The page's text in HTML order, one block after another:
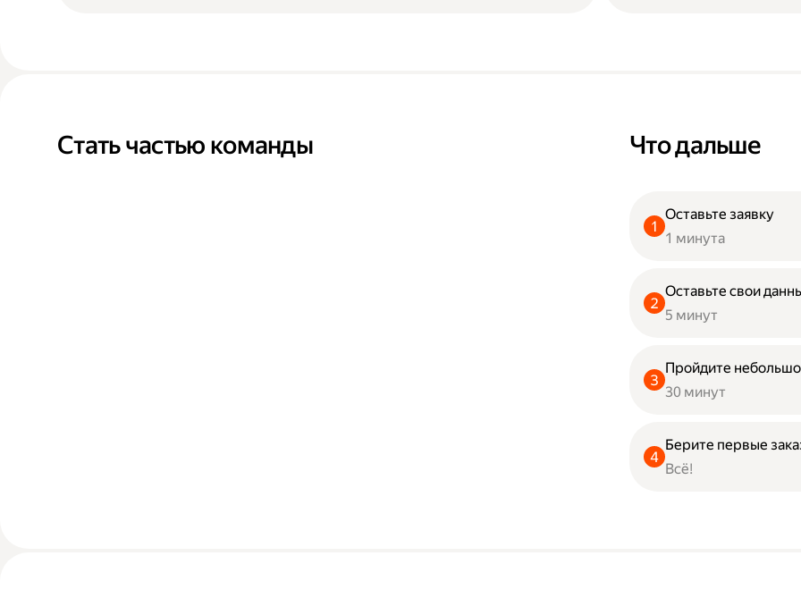
Стать частью команды Что дальше
Оставьте заявку
1 минута
Оставьте свои
5 минут
Пройдите
30 минут
Берите первые
Всё!